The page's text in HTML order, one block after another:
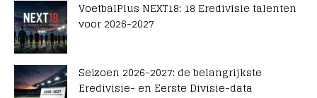
VoetbalPlus NEXT18: 18 Eredivisie talenten
voor 2026-2027
Seizoen 2026-2027: de belangrijkste
Eredivisie- en Eerste Divisie-data